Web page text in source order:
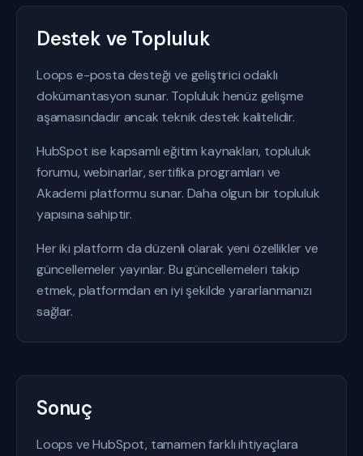
Destek ve Topluluk
Loops e-posta desteği ve geliştirici odaklı
dokümantasyon sunar. Topluluk henüz gelişme
aşamasındadır ancak teknik destek kalitelidir.
HubSpot ise kapsamlı eğitim kaynakları, topluluk
forumu, webinarlar, sertifika programları ve
Akademi platformu sunar. Daha olgun bir topluluk
yapısına sahiptir.
Her iki platform da düzenli olarak yeni özellikler ve
güncellemeler yayınlar. Bu güncellemeleri takip
etmek, platformdan en iyi şekilde yararlanmanızı
sağlar.
Sonuç
Loops ve HubSpot, tamamen farklı ihtiyaçlara